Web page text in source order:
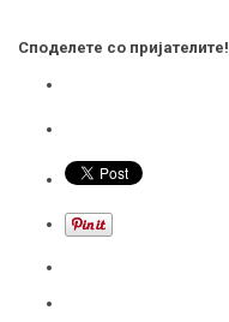
Споделете со пријателите!